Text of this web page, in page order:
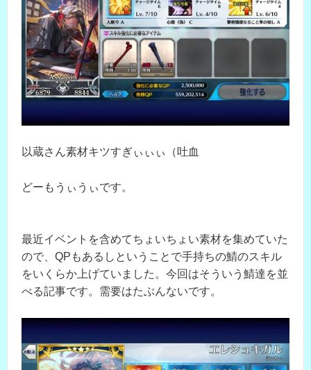
以蔵さん素材キツすぎぃぃぃ（吐血
どーもうぃうぃです。
最近イベントを含めてちょいちょい素材を集めていた
ので、QPもあるしということで手持ちの鯖のスキル
をいくらか上げていました。今回はそういう鯖達を並
べる記事です。需要はたぶんないです。